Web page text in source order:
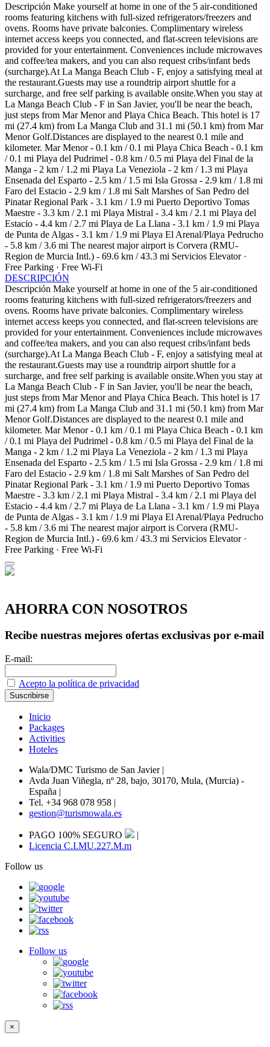
Descripción Make yourself at home in one of the 5 air-conditioned
rooms featuring kitchens with full-sized refrigerators/freezers and
ovens. Rooms have private balconies. Complimentary wireless
internet access keeps you connected, and flat-screen televisions are
provided for your entertainment. Conveniences include microwaves
and coffee/tea makers, and you can also request cribs/infant beds
(surcharge).At La Manga Beach Club - F, enjoy a satisfying meal at
the restaurant.Guests may use a roundtrip airport shuttle for a
surcharge, and free self parking is available onsite.When you stay at
La Manga Beach Club - F in San Javier, you'll be near the beach,
just steps from Mar Menor and Playa Chica Beach. This hotel is 17
mi (27.4 km) from La Manga Club and 31.1 mi (50.1 km) from Mar
Menor Golf.Distances are displayed to the nearest 0.1 mile and
kilometer. Mar Menor - 0.1 km / 0.1 mi Playa Chica Beach - 0.1 km
/ 0.1 mi Playa del Pudrimel - 0.8 km / 0.5 mi Playa del Final de la
Manga - 2 km / 1.2 mi Playa La Veneziola - 2 km / 1.3 mi Playa
Ensenada del Esparto - 2.5 km / 1.5 mi Isla Grossa - 2.9 km / 1.8 mi
Faro del Estacio - 2.9 km / 1.8 mi Salt Marshes of San Pedro del
Pinatar Regional Park - 3.1 km / 1.9 mi Puerto Deportivo Tomas
Maestre - 3.3 km / 2.1 mi Playa Mistral - 3.4 km / 2.1 mi Playa del
Estacio - 4.4 km / 2.7 mi Playa de La Llana - 3.1 km / 1.9 mi Playa
de Punta de Algas - 3.1 km / 1.9 mi Playa El Arenal/Playa Pedrucho
- 5.8 km / 3.6 mi The nearest major airport is Corvera (RMU-
Region de Murcia Intl.) - 69.6 km / 43.3 mi Servicios Elevator ·
Free Parking · Free Wi-Fi
DESCRIPCIÓN
Descripción Make yourself at home in one of the 5 air-conditioned
rooms featuring kitchens with full-sized refrigerators/freezers and
ovens. Rooms have private balconies. Complimentary wireless
internet access keeps you connected, and flat-screen televisions are
provided for your entertainment. Conveniences include microwaves
and coffee/tea makers, and you can also request cribs/infant beds
(surcharge).At La Manga Beach Club - F, enjoy a satisfying meal at
the restaurant.Guests may use a roundtrip airport shuttle for a
surcharge, and free self parking is available onsite.When you stay at
La Manga Beach Club - F in San Javier, you'll be near the beach,
just steps from Mar Menor and Playa Chica Beach. This hotel is 17
mi (27.4 km) from La Manga Club and 31.1 mi (50.1 km) from Mar
Menor Golf.Distances are displayed to the nearest 0.1 mile and
kilometer. Mar Menor - 0.1 km / 0.1 mi Playa Chica Beach - 0.1 km
/ 0.1 mi Playa del Pudrimel - 0.8 km / 0.5 mi Playa del Final de la
Manga - 2 km / 1.2 mi Playa La Veneziola - 2 km / 1.3 mi Playa
Ensenada del Esparto - 2.5 km / 1.5 mi Isla Grossa - 2.9 km / 1.8 mi
Faro del Estacio - 2.9 km / 1.8 mi Salt Marshes of San Pedro del
Pinatar Regional Park - 3.1 km / 1.9 mi Puerto Deportivo Tomas
Maestre - 3.3 km / 2.1 mi Playa Mistral - 3.4 km / 2.1 mi Playa del
Estacio - 4.4 km / 2.7 mi Playa de La Llana - 3.1 km / 1.9 mi Playa
de Punta de Algas - 3.1 km / 1.9 mi Playa El Arenal/Playa Pedrucho
- 5.8 km / 3.6 mi The nearest major airport is Corvera (RMU-
Region de Murcia Intl.) - 69.6 km / 43.3 mi Servicios Elevator ·
Free Parking · Free Wi-Fi
AHORRA CON NOSOTROS
Recibe nuestras mejores ofertas exclusivas por e-mail
E-mail:
Acepto la política de privacidad
Inicio
Packages
Activities
Hoteles
Wala/DMC Turismo de San Javier |
Avda Juan Viñegla, nº 28, bajo, 30170, Mula, (Murcia) -
España |
Tel. +34 968 078 958 |
gestion@turismowala.es
PAGO 100% SEGURO
|
Licencia C.I.MU.227.M.m
Follow us
Follow us
×